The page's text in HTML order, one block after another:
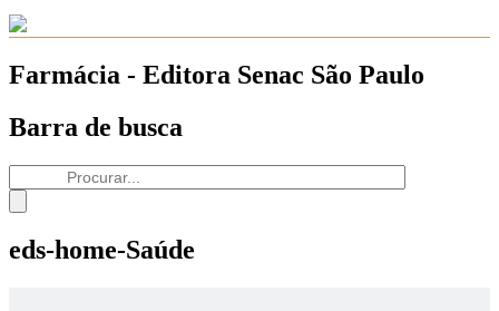
Farmácia - Editora Senac São Paulo
Barra de busca
eds-home-Saúde